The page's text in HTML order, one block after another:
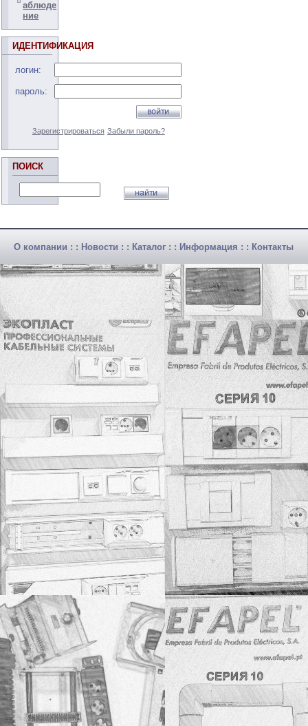
аблюде
ние
ИДЕНТИФИКАЦИЯ
логин:
пароль:
Зарегистрироваться Забыли пароль?
ПОИСК
О компании : : Новости : : Каталог : : Информация : : Контакты